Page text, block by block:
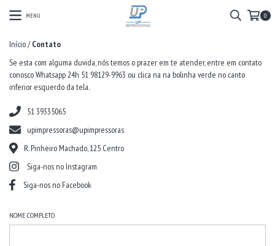
MENU 0
Início/ Contato
Se esta com alguma duvida, nós temos o prazer em te atender, entre em contato
conosco Whatsapp 24h 51 98129-9963 ou clica na na bolinha verde no canto
inferior esquerdo da tela.
51 39335065
upimpressoras@upimpressoras
R. Pinheiro Machado, 125 Centro
Siga-nos no Instagram
Siga-nos no Facebook
NOME COMPLETO